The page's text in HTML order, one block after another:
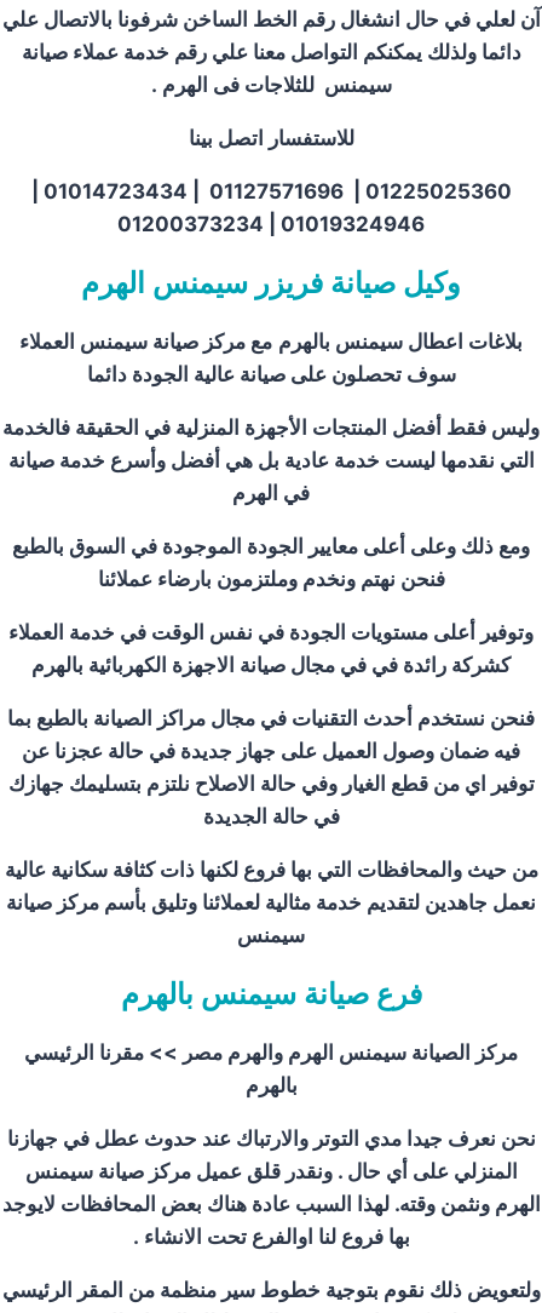
آن لعلي في حال انشغال رقم الخط الساخن شرفونا بالاتصال علي
دائما ولذلك يمكنكم التواصل معنا علي رقم خدمة عملاء صيانة
سيمنس للثلاجات فى الهرم .
للاستفسار اتصل بينا
01019324946 | 01200373234
وكيل صيانة فريزر سيمنس الهرم
بلاغات اعطال سيمنس بالهرم مع مركز صيانة سيمنس العملاء
سوف تحصلون على صيانة عالية الجودة دائما
وليس فقط أفضل المنتجات الأجهزة المنزلية في الحقيقة فالخدمة
التي نقدمها ليست خدمة عادية بل هي أفضل وأسرع خدمة صيانة
في الهرم
ومع ذلك وعلى أعلى معايير الجودة الموجودة في السوق بالطبع
فنحن نهتم ونخدم وملتزمون بارضاء عملائنا
وتوفير أعلى مستويات الجودة في نفس الوقت في خدمة العملاء
كشركة رائدة في في مجال صيانة الاجهزة الكهربائية بالهرم
فنحن نستخدم أحدث التقنيات في مجال مراكز الصيانة بالطبع بما
فيه ضمان وصول العميل على جهاز جديدة في حالة عجزنا عن
توفير اي من قطع الغيار وفي حالة الاصلاح نلتزم بتسليمك جهازك
في حالة الجديدة
من حيث والمحافظات التي بها فروع لكنها ذات كثافة سكانية عالية
نعمل جاهدين لتقديم خدمة مثالية لعملائنا وتليق بأسم مركز صيانة
سيمنس
فرع صيانة سيمنس بالهرم
مركز الصيانة سيمنس الهرم والهرم مصر >> مقرنا الرئيسي
بالهرم
نحن نعرف جيدا مدي التوتر والارتباك عند حدوث عطل في جهازنا
المنزلي على أي حال . ونقدر قلق عميل مركز صيانة سيمنس
الهرم ونثمن وقته. لهذا السبب عادة هناك بعض المحافظات لايوجد
بها فروع لنا اوالفرع تحت الانشاء .
ولتعويض ذلك نقوم بتوجية خطوط سير منظمة من المقر الرئيسي